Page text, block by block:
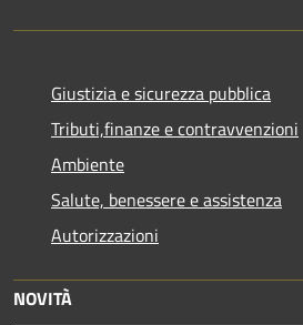
Giustizia e sicurezza pubblica
Tributi,finanze e contravvenzioni
Ambiente
Salute, benessere e assistenza
Autorizzazioni
NOVITÀ